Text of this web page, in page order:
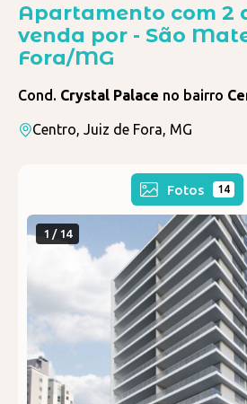
Apartamento com 2
venda por - São
Fora/MG
Cond. Crystal Palace no bairro
Centro, Juiz de Fora, MG
Fotos 14
1 / 14